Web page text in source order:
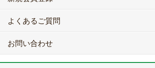
よくあるご質問
お問い合わせ